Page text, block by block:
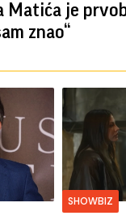
Matića je
znao“
SHOWBIZ